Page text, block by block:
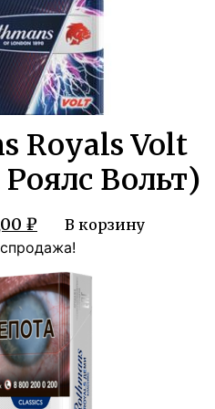
Royals Volt
Вольт)
₽.
₽ Текущая
цена:
798,00 ₽.
В корзину